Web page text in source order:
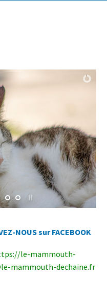
NOUS sur FACEBOOK
le-mammouth-
mammouth-dechaine.fr